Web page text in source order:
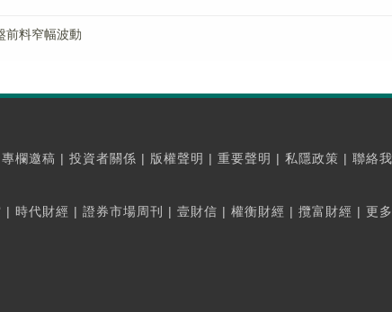
前料窄幅波動
專欄邀稿 | 投資者關係 | 版權聲明 | 重要聲明 | 私隱政策 | 聯絡
| 時代財經 | 證券市場周刊 | 壹財信 | 權衡財經 | 攬富財經 | 更